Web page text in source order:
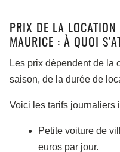
PRIX DE LA
MAURICE : À QUOI
Les prix dépendent de la
saison, de la durée de
Voici les tarifs journaliers
Petite voiture de
euros par jour.